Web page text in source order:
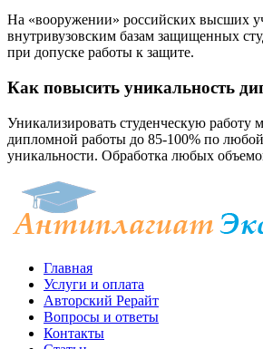
На «вооружении» российских высших
внутривузовским базам защищенных
при допуске работы к защите.
Как повысить уникальность
Уникализировать студенческую
дипломной работы до 85-100% по
уникальности. Обработка любых
Главная
Услуги и оплата
Авторский Рерайт
Вопросы и ответы
Контакты